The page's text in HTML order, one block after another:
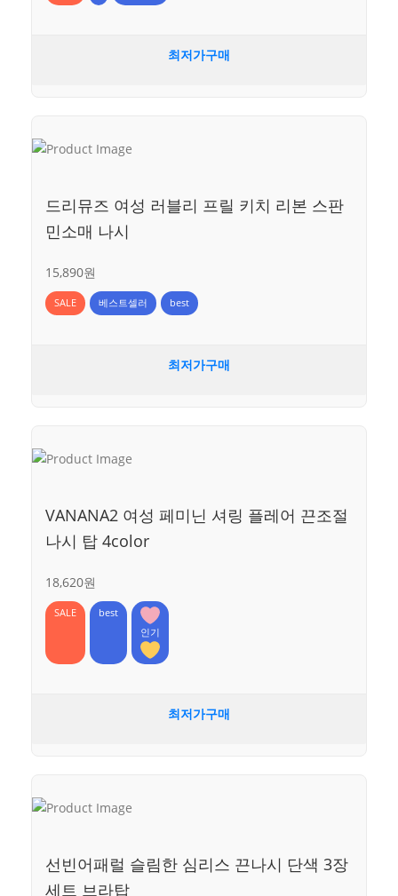
최저가구매
드리뮤즈 여성 러블리 프릴 키치 리본 스판
민소매 나시
15,890원
SALE 베스트셀러 best
최저가구매
VANANA2 여성 페미닌 셔링 플레어 끈조절
나시 탑 4color
18,620원
SALE
best
인기
최저가구매
선빈어패럴 슬림한 심리스 끈나시 단색 3장
세트 브라탑